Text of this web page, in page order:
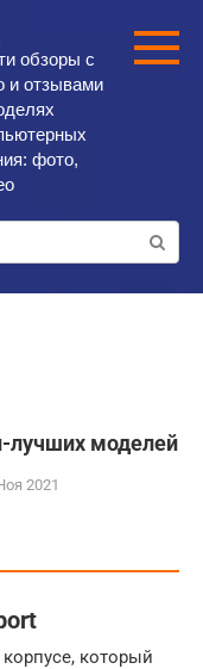
обзоры с
и отзывами
фото,
лучших моделей
2021
который